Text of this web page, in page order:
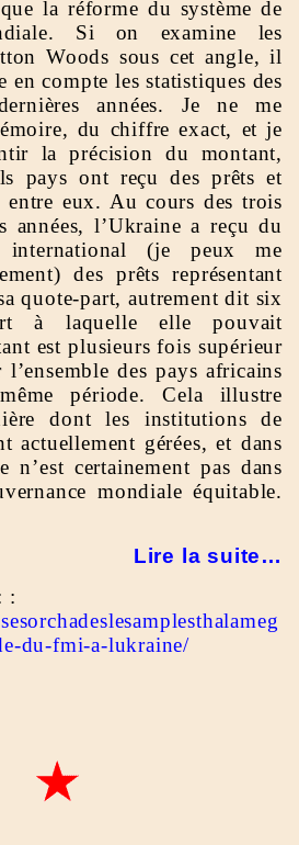
la réforme du système de
Si on examine les
Woods sous cet angle, il
en compte les statistiques des
années. Je ne me
du chiffre exact, et je
la précision du montant,
pays ont reçu des prêts et
entre eux. Au cours des trois
années, l’Ukraine a reçu du
international (je peux me
des prêts représentant
quote-part, autrement dit six
à laquelle elle pouvait
est plusieurs fois supérieur
des pays africains
période. Cela illustre
dont les institutions de
actuellement gérées, et dans
n’est certainement pas dans
mondiale équitable.
Lire la suite…
:
du-fmi-a-lukraine/